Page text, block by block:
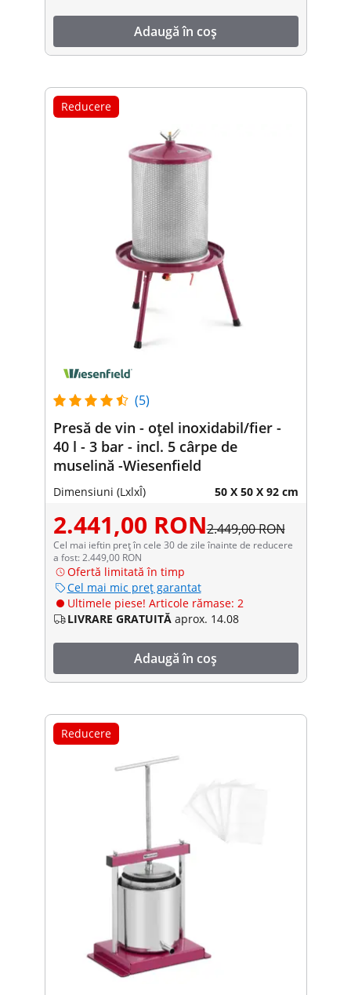
Adaugă în coș
Reducere
(5)
Presă de vin - oțel inoxidabil/fier -
40 l - 3 bar - incl. 5 cârpe de
muselină -Wiesenfield
Dimensiuni (LxlxÎ) 50 X 50 X 92 cm
2.441,00 RON2.449,00 RON
Cel mai ieftin preț în cele 30 de zile înainte de reducere
a fost: 2.449,00 RON
Ofertă limitată în timp
Cel mai mic preț garantat
Ultimele piese! Articole rămase: 2
LIVRARE GRATUITĂ aprox. 14.08
Adaugă în coș
Reducere